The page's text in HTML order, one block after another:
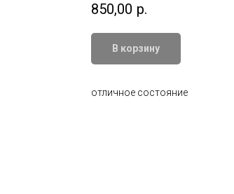
850,00 р.
В корзину
отличное состояние